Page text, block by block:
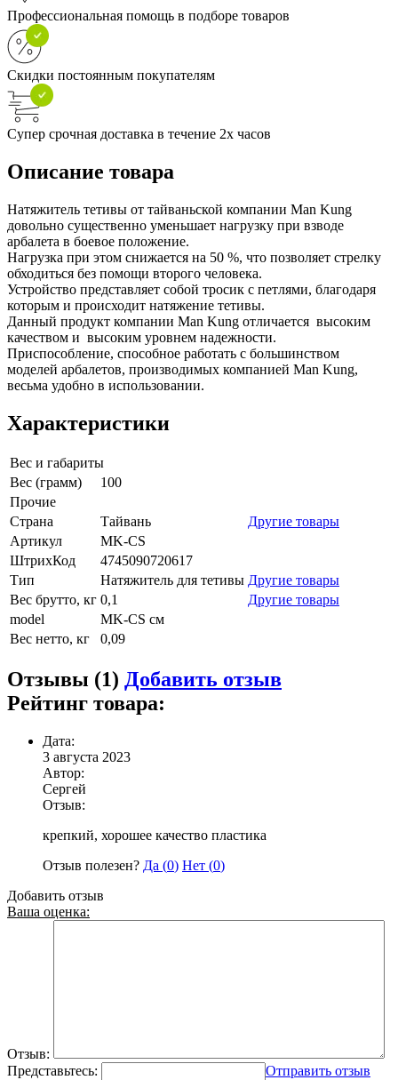
Профессиональная помощь в подборе товаров
Скидки постоянным покупателям
Супер срочная доставка в течение 2х часов
Описание товара
Натяжитель тетивы от тайваньской компании Man Kung
довольно существенно уменьшает нагрузку при взводе
арбалета в боевое положение.
Нагрузка при этом снижается на 50 %, что позволяет стрелку
обходиться без помощи второго человека.
Устройство представляет собой тросик с петлями, благодаря
которым и происходит натяжение тетивы.
Данный продукт компании Man Kung отличается высоким
качеством и высоким уровнем надежности.
Приспособление, способное работать с большинством
моделей арбалетов, производимых компанией Man Kung,
весьма удобно в использовании.
Характеристики
Вес и габариты
Вес (грамм)
100
Прочие
Страна
Тайвань
Другие товары
Артикул
MK-CS
ШтрихКод
4745090720617
Тип
Натяжитель для тетивы Другие товары
Вес брутто, кг 0,1
Другие товары
model
MK-CS см
Вес нетто, кг
0,09
Отзывы (1) Добавить отзыв
Рейтинг товара:
Дата:
3 августа 2023
Автор:
Сергей
Отзыв:
крепкий, хорошее качество пластика
Отзыв полезен? Да (0) Нет (0)
Добавить отзыв
Ваша оценка:
Отзыв:
Представьтесь:
Отправить отзыв